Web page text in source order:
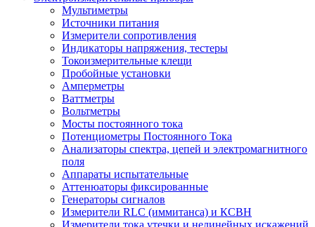
Мультиметры
Источники питания
Измерители сопротивления
Индикаторы напряжения, тестеры
Токоизмерительные клещи
Пробойные установки
Амперметры
Ваттметры
Вольтметры
Мосты постоянного тока
Потенциометры Постоянного Тока
Анализаторы спектра, цепей и электромагнитного
поля
Аппараты испытательные
Аттенюаторы фиксированные
Генераторы сигналов
Измерители RLC (иммитанса) и КСВН
Измерители тока утечки и нелинейных искажений